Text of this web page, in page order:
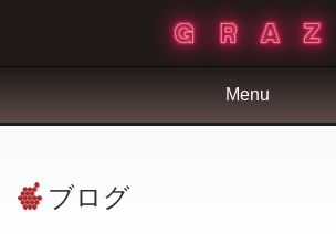
Menu
ブログ